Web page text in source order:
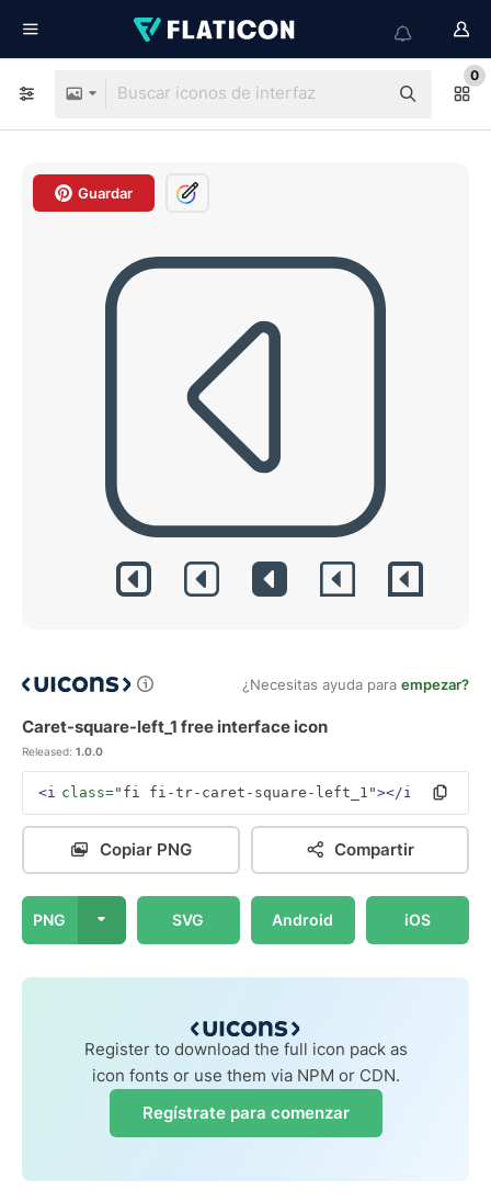
0
Guardar
¿Necesitas ayuda para empezar?
Caret-square-left_1 free interface icon
Released: 1.0.0
<i class="fi fi-tr-caret-square-left_1"></i>
Copiar PNG Compartir
PNG SVG Android iOS
Register to download the full icon pack as
icon fonts or use them via NPM or CDN.
Regístrate para comenzar